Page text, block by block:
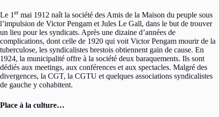
Le 1 er mai 1912 naît la société des Amis de la Maison du peuple sous
l’impulsion de Victor Pengam et Jules Le Gall, dans le but de trouver
un lieu pour les syndicats. Après une dizaine d’années de
complications, dont celle de 1920 qui voit Victor Pengam mourir de la
tuberculose, les syndicalistes brestois obtiennent gain de cause. En
1924, la municipalité offre à la société deux baraquements. Ils sont
dédiés aux meetings, aux conférences et aux spectacles. Malgré des
divergences, la CGT, la CGTU et quelques associations syndicalistes
de gauche y cohabitent.
Place à la culture…